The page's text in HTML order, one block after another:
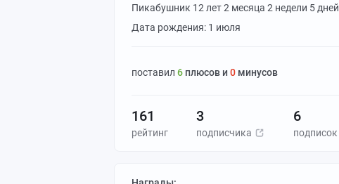
Пикабушник 12 лет 2 месяца 2 недели 5 дней
Дата рождения: 1 июля
поставил 6 плюсов и0 минусов
161
рейтинг
3
подписчика
6
подписок